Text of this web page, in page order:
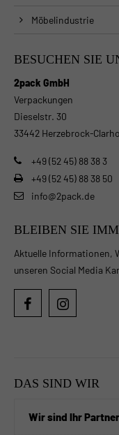
Möbelindustrie
BESUCHEN SIE
2pack GmbH
Verpackungen
Dieselstr. 30
33442 Herzebrock-
+49 (52 45) 88 38 3
+49 (52 45) 88 38 50
info@2pack.de
BLEIBEN SIE
Aktuelle Informationen,
unseren Social Media
DAS SIND WIR
Wir sind Ihr